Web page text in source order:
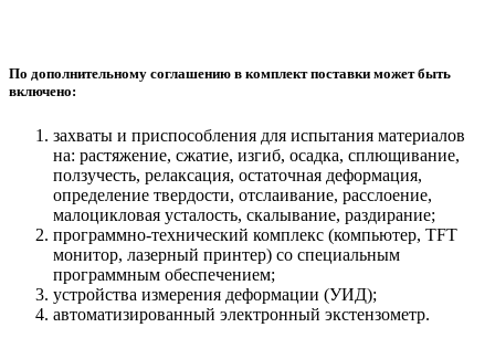
По дополнительному соглашению в комплект поставки может быть
включено:
захваты и приспособления для испытания материалов
на: растяжение, сжатие, изгиб, осадка, сплющивание,
ползучесть, релаксация, остаточная деформация,
определение твердости, отслаивание, расслоение,
малоцикловая усталость, скалывание, раздирание;
программно-технический комплекс (компьютер, TFT
монитор, лазерный принтер) со специальным
программным обеспечением;
устройства измерения деформации (УИД);
автоматизированный электронный экстензометр.